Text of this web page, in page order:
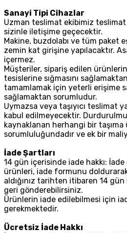
Sanayi Tipi Cihazlar
Uzman teslimat ekibimiz
sizinle iletişime geçecektir.
Makine, buzdolabı ve tüm paket
zemin kat girişine yapılacaktır.
içermez.
Müşteriler, sipariş edilen ürünlerin
tesislerine sığmasını
tamamlamak için yeterli erişime
sağlamaktan sorumludur.
Uymazsa veya taşıyıcı teslimat
kabul edilmeyecektir.
kaynaklanan herhangi bir
sorumluluğundadır ve ek bir
İade Şartları
14 gün içerisinde iade hakkı:
ürünleri, iade formunu
aldığınız tarihten itibaren 14
geri gönderebilirsiniz.
Ürünlerin iade edilebilmesi için
gerekmektedir.
Ücretsiz İade Hakkı